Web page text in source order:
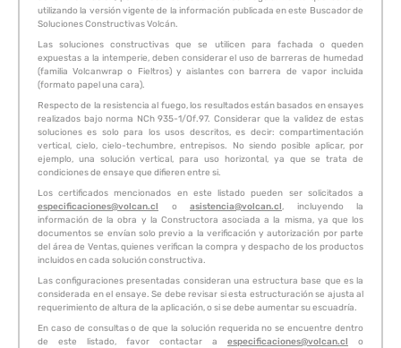
utilizando la versión vigente de la información publicada en este Buscador de
Soluciones Constructivas Volcán.
Las soluciones constructivas que se utilicen para fachada o queden
expuestas a la intemperie, deben considerar el uso de barreras de humedad
(familia Volcanwrap o Fieltros) y aislantes con barrera de vapor incluida
(formato papel una cara).
Respecto de la resistencia al fuego, los resultados están basados en ensayes
realizados bajo norma NCh 935-1/Of.97. Considerar que la validez de estas
soluciones es solo para los usos descritos, es decir: compartimentación
vertical, cielo, cielo-techumbre, entrepisos. No siendo posible aplicar, por
ejemplo, una solución vertical, para uso horizontal, ya que se trata de
condiciones de ensaye que difieren entre si.
Los certificados mencionados en este listado pueden ser solicitados a
especificaciones@volcan.cl o asistencia@volcan.cl, incluyendo la
información de la obra y la Constructora asociada a la misma, ya que los
documentos se envían solo previo a la verificación y autorización por parte
del área de Ventas, quienes verifican la compra y despacho de los productos
incluidos en cada solución constructiva.
Las configuraciones presentadas consideran una estructura base que es la
considerada en el ensaye. Se debe revisar si esta estructuración se ajusta al
requerimiento de altura de la aplicación, o si se debe aumentar su escuadría.
En caso de consultas o de que la solución requerida no se encuentre dentro
de este listado, favor contactar a especificaciones@volcan.cl o